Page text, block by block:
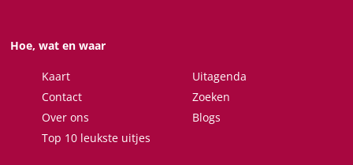
a
h
Hoe, wat en waar
Kaart
Uitagenda
Contact
Zoeken
Over ons
Blogs
Top 10 leukste uitjes